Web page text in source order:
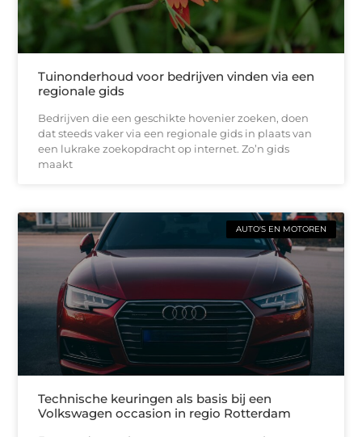
Tuinonderhoud voor bedrijven vinden via een
regionale gids
Bedrijven die een geschikte hovenier zoeken, doen
dat steeds vaker via een regionale gids in plaats van
een lukrake zoekopdracht op internet. Zo’n gids
maakt
AUTO'S EN MOTOREN
Technische keuringen als basis bij een
Volkswagen occasion in regio Rotterdam